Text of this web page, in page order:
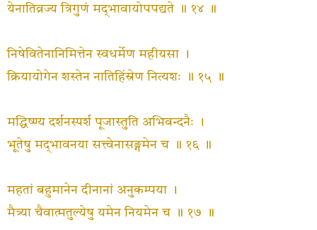
येनातिव्रज्य त्रिगुणं मद्‍भावायोपपद्यते ॥ १४ ॥
निषेवितेनानिमित्तेन स्वधर्मेण महीयसा ।
क्रियायोगेन शस्तेन नातिहिंस्रेण नित्यशः ॥ १५ ॥
मद्धिष्ण्य दर्शनस्पर्श पूजास्तुति अभिवन्दनैः ।
भूतेषु मद्‍भावनया सत्त्वेनासङ्गमेन च ॥ १६ ॥
महतां बहुमानेन दीनानां अनुकम्पया ।
मैत्र्या चैवात्मतुल्येषु यमेन नियमेन च ॥ १७ ॥